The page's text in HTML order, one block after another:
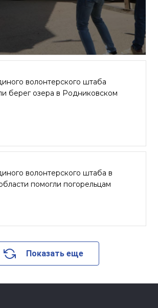
волонтерского штаба
берег озера в Родниковском
волонтерского штаба в
помогли погорельцам
Показать еще